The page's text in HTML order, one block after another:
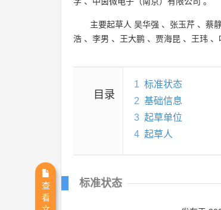
主要起草人 吴华强 、 张玉芹 、 蔡
浩 、 李男 、 王大鹏 、 贾海昆 、 王玮 、
目录
1 标准状态
2 基础信息
3 起草单位
4 起草人
标准状态
查
看